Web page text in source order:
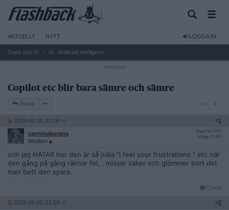
AKTUELLT NYTT LOGGA IN
Dator och IT AI - Artificiell intelligens
Copilot etc blir bara sämre och sämre
Svara
2025-08-18, 21:26 #1
carminaburana
Medlem
Reg: Feb 2015
Inlägg: 12 403
och jag HATAR hur den är så jväla "I feel your frustrations " etc när
den gång på gång räknar fel, , missar saker och glömmer bort det
man bett den spara.
Citera
2025-08-18, 21:54 #2